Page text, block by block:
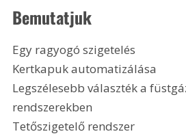
Bemutatjuk
Egy ragyogó szigetelés
Kertkapuk automatizálása
Legszélesebb választék a
rendszerekben
Tetőszigetelő rendszer